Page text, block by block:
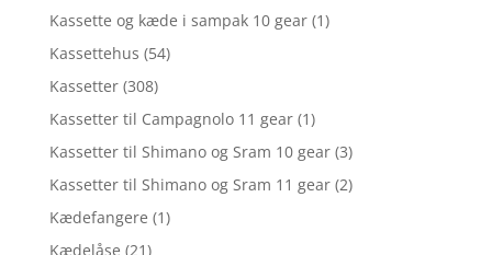
Kassette og kæde i sampak 10 gear (1)
Kassettehus (54)
Kassetter (308)
Kassetter til Campagnolo 11 gear (1)
Kassetter til Shimano og Sram 10 gear (3)
Kassetter til Shimano og Sram 11 gear (2)
Kædefangere (1)
Kædelåse (21)